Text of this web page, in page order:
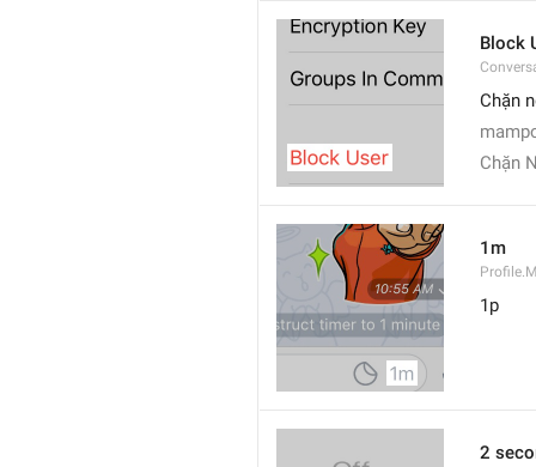
Block
Chặn
Chặn
1m
1p
2